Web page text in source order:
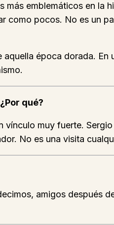
más emblemáticos en la
como pocos. No es un
época dorada. En
qué?
muy fuerte.
No es una visita
amigos después